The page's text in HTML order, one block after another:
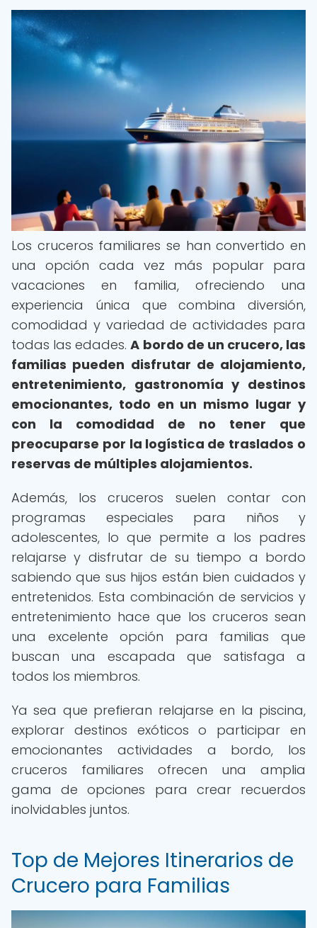
Los cruceros familiares se han convertido en
una opción cada vez más popular para
vacaciones en familia, ofreciendo una
experiencia única que combina diversión,
comodidad y variedad de actividades para
todas las edades.A bordo de un crucero, las
familias pueden disfrutar de alojamiento,
entretenimiento, gastronomía y destinos
emocionantes, todo en un mismo lugar y
con la comodidad de no tener que
preocuparse por la logística de traslados o
reservas de múltiples alojamientos.
Además, los cruceros suelen contar con
programas especiales para niños y
adolescentes, lo que permite a los padres
relajarse y disfrutar de su tiempo a bordo
sabiendo que sus hijos están bien cuidados y
entretenidos. Esta combinación de servicios y
entretenimiento hace que los cruceros sean
una excelente opción para familias que
buscan una escapada que satisfaga a
todos los miembros.
Ya sea que prefieran relajarse en la piscina,
explorar destinos exóticos o participar en
emocionantes actividades a bordo, los
cruceros familiares ofrecen una amplia
gama de opciones para crear recuerdos
inolvidables juntos.
Top de Mejores Itinerarios de
Crucero para Familias